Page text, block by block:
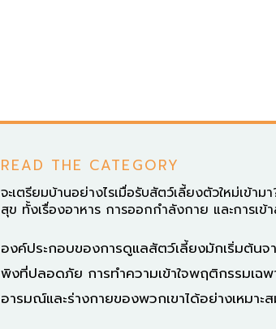
READ THE CATEGORY
จะเตรียมบ้านอย่างไรเมื่อรับสัตว์เลี้ยงตัวใหม่เข้
สุข ทั้งเรื่องอาหาร การออกกำลังกาย และการเ
องค์ประกอบของการดูแลสัตว์เลี้ยงมักเริ่มต้น
พิงที่ปลอดภัย การทำความเข้าใจพฤติกรรมเฉ
อารมณ์และร่างกายของพวกเขาได้อย่างเหมาะ